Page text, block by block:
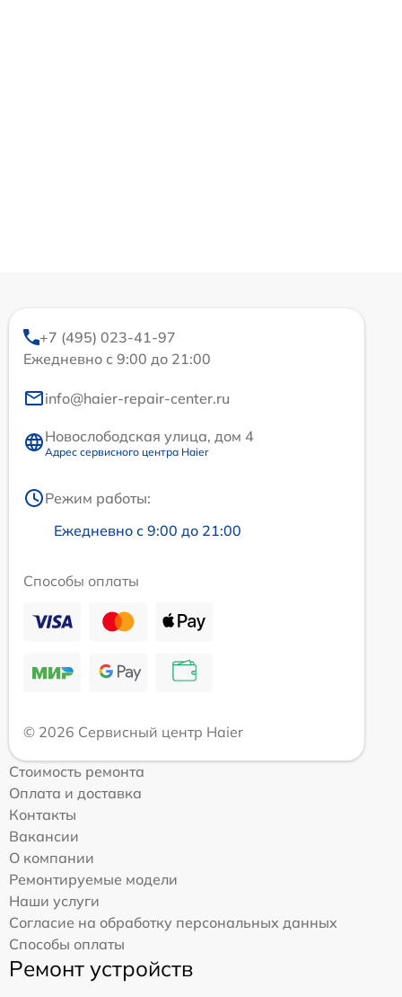
+7 (495) 023-41-97
Ежедневно с 9:00 до 21:00
info@haier-repair-center.ru
Новослободская улица, дом 4
Адрес сервисного центра Haier
Режим работы:
Ежедневно с 9:00 до 21:00
Способы оплаты
© 2026 Сервисный центр Haier
Стоимость ремонта
Оплата и доставка
Контакты
Вакансии
О компании
Ремонтируемые модели
Наши услуги
Согласие на обработку персональных данных
Способы оплаты
Ремонт устройств